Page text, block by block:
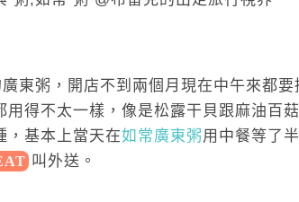
東粥，開店不到兩個月現在中午來都要
得不太一樣，像是松露干貝跟麻油百
，基本上當天在如常廣東粥用 中餐等了
叫外送。